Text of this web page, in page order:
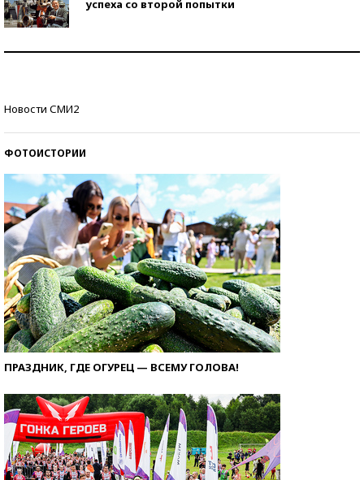
успеха со второй попытки
Новости СМИ2
ФОТОИСТОРИИ
ПРАЗДНИК, ГДЕ ОГУРЕЦ — ВСЕМУ ГОЛОВА!